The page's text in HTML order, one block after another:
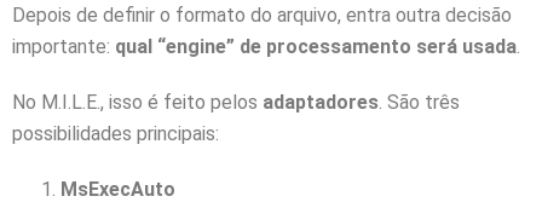
Depois de definir o formato do arquivo, entra outra decisão
importante: qual “engine” de processamento será usada
No M.I.L.E., isso é feito pelos adaptadores . São três
possibilidades principais:
MsExecAuto